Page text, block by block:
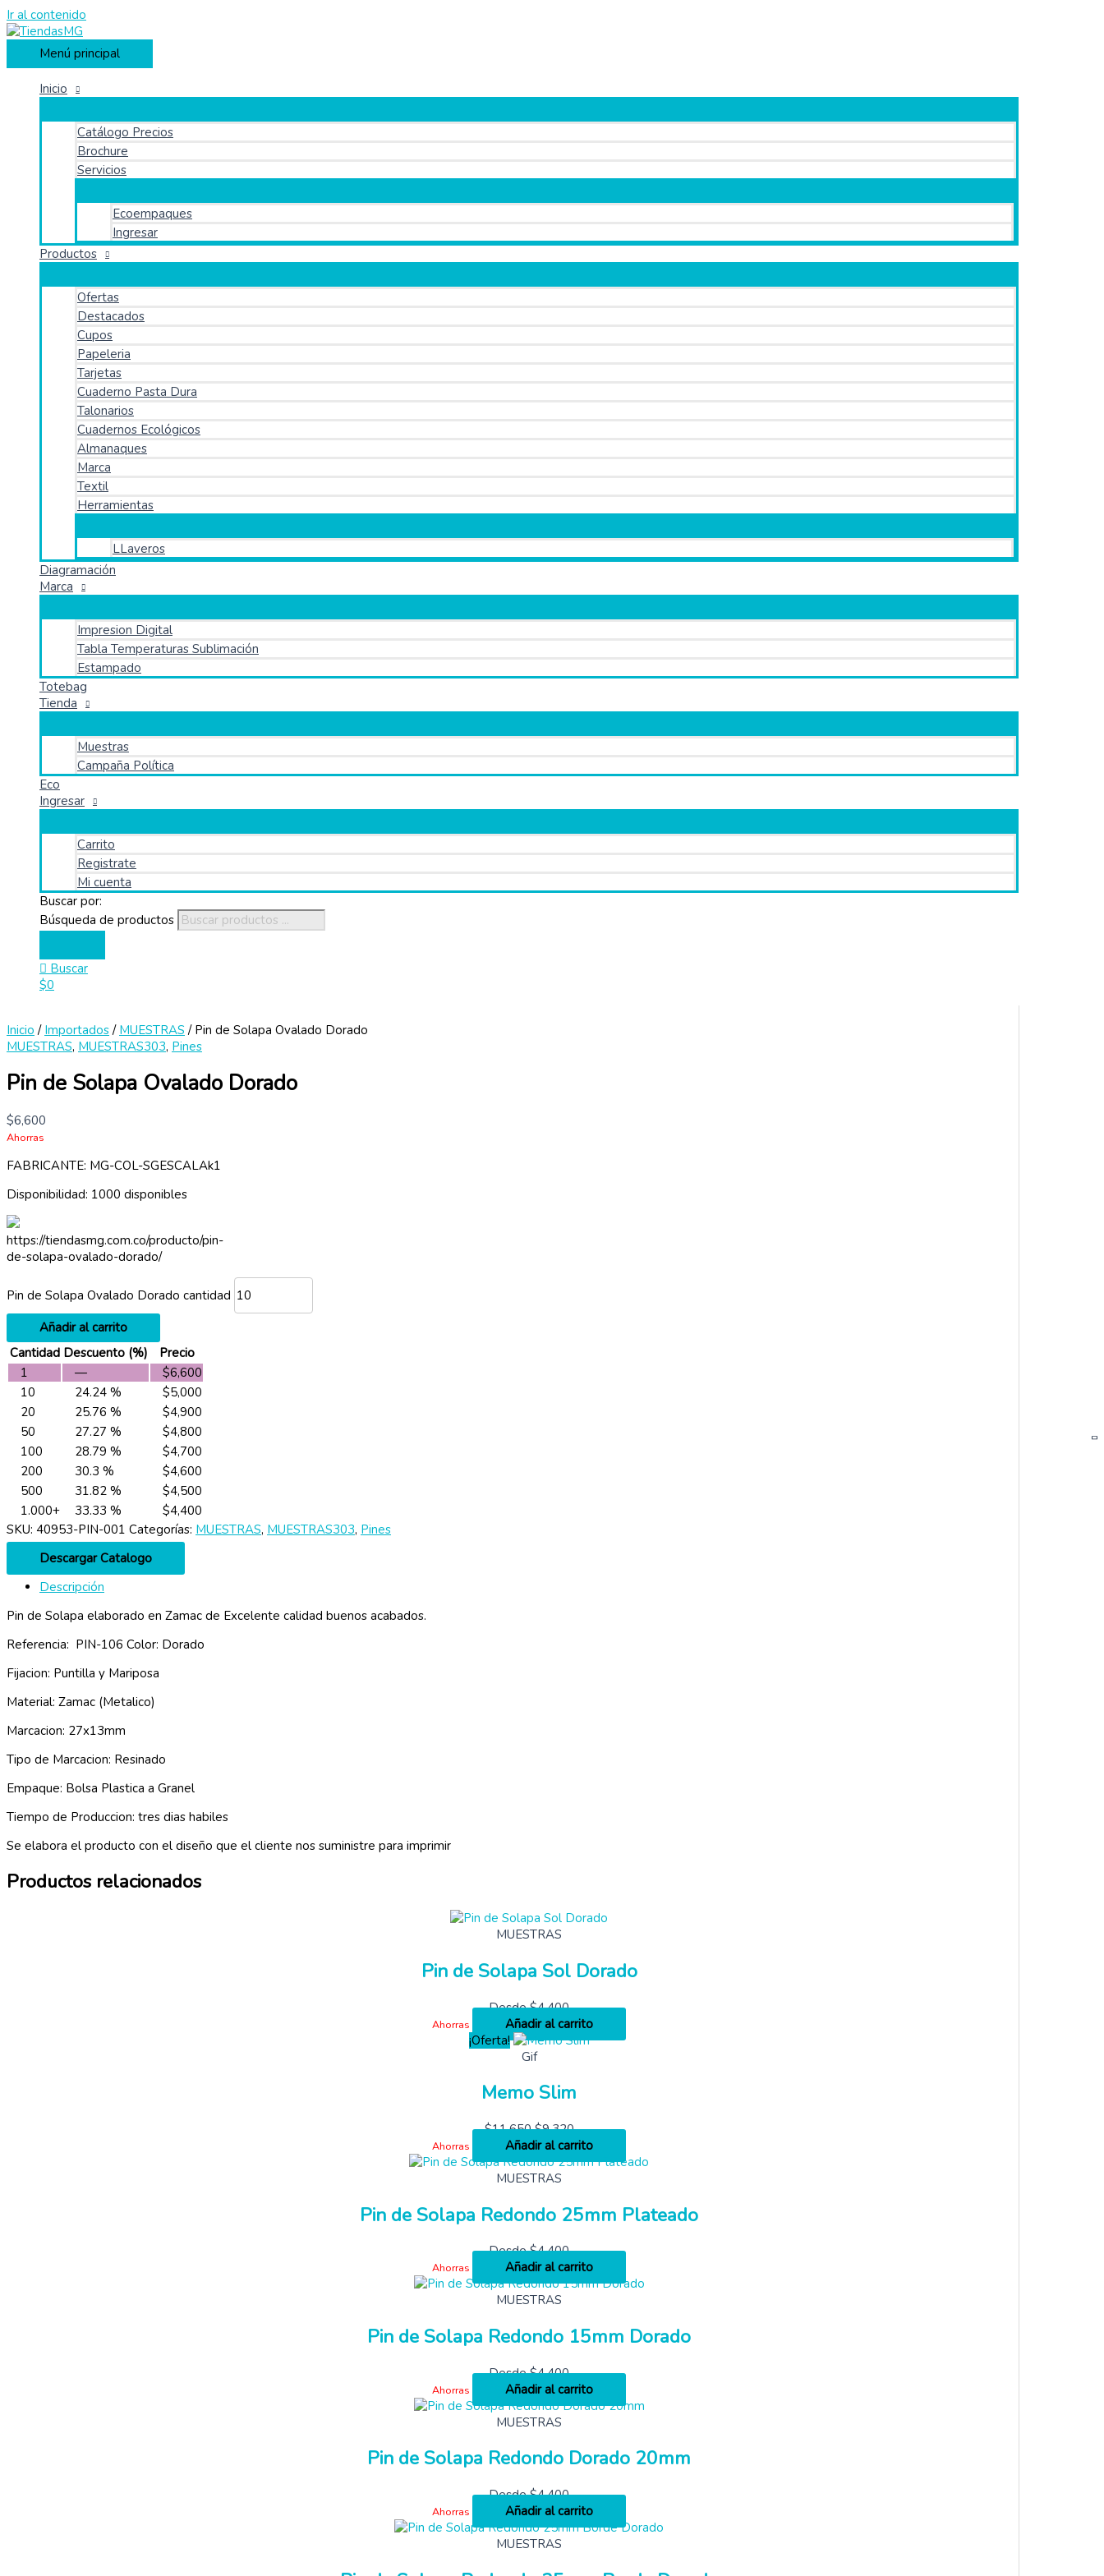
Ir al contenido
Menú principal
Inicio
Catálogo Precios
Brochure
Servicios
Ecoempaques
Ingresar
Productos
Ofertas
Destacados
Cupos
Papeleria
Tarjetas
Cuaderno Pasta Dura
Talonarios
Cuadernos Ecológicos
Almanaques
Marca
Textil
Herramientas
LLaveros
Diagramación
Marca
Impresion Digital
Tabla Temperaturas Sublimación
Estampado
Totebag
Tienda
Muestras
Campaña Política
Eco
Ingresar
Carrito
Registrate
Mi cuenta
Buscar por:
Búsqueda de productos
Buscar
$0
Inicio / Importados/ MUESTRAS / Pin de Solapa Ovalado Dorado
MUESTRAS, MUESTRAS303, Pines
Pin de Solapa Ovalado Dorado
$6,600
Ahorras
FABRICANTE: MG-COL-SGESCALAk1
Disponibilidad: 1000 disponibles
https://tiendasmg.com.co/producto/pin-
de-solapa-ovalado-dorado/
Pin de Solapa Ovalado Dorado cantidad
Añadir al carrito
Cantidad Descuento (%)
Precio
1
— $6,600
10
24.24 % $5,000
20
25.76 % $4,900
50
27.27 % $4,800
100
28.79 % $4,700
200
30.3 % $4,600
500
31.82 % $4,500
1.000+
33.33 % $4,400
SKU: 40953-PIN-001 Categorías: MUESTRAS, MUESTRAS303, Pines
Descargar Catalogo
Descripción
Pin de Solapa elaborado en Zamac de Excelente calidad buenos acabados.
Referencia: PIN-106 Color: Dorado
Fijacion: Puntilla y Mariposa
Material: Zamac (Metalico)
Marcacion: 27x13mm
Tipo de Marcacion: Resinado
Empaque: Bolsa Plastica a Granel
Tiempo de Produccion: tres dias habiles
Se elabora el producto con el diseño que el cliente nos suministre para imprimir
Productos relacionados
MUESTRAS
Pin de Solapa Sol Dorado
Desde$4,400
Ahorras
Añadir al carrito
¡Oferta!
Gif
Memo Slim
$11,650 $9,320
Ahorras
Añadir al carrito
MUESTRAS
Pin de Solapa Redondo 25mm Plateado
Desde$4,400
Ahorras
Añadir al carrito
MUESTRAS
Pin de Solapa Redondo 15mm Dorado
Desde$4,400
Ahorras
Añadir al carrito
MUESTRAS
Pin de Solapa Redondo Dorado 20mm
Desde$4,400
Ahorras
Añadir al carrito
MUESTRAS